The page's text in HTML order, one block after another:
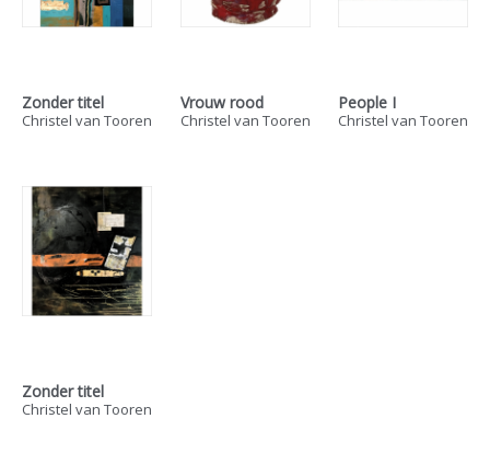
Zonder titel
Christel van Tooren
Vrouw rood
Christel van Tooren
People I
Christel van Tooren
Zonder titel
Christel van Tooren